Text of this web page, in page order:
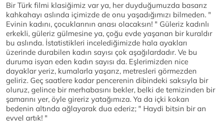
Bir Türk filmi klasiğimiz var ya, her duyduğumuzda basarız
kahkahayı aslında içimizde de onu yaşadığımızı bilmeden. "
Evinin kadını, çocuklarının anası olacaksın! " Güleriz kadınlı
erkekli, güleriz gülmesine ya, çoğu evde yaşanan bir kuraldır
bu aslında. İstatistikleri incelediğimizde hala ayakları
üzerinde durabilen kadın sayısı çok aşağılardadır. Ve bu
duruma isyan eden kadın sayısı da. Eşlerimizden nice
dayaklar yeriz, kumalarla yaşarız, metresleri görmezden
geliriz. Geç saatlere kadar pencerenin dibindeki saksıyla bir
oluruz, gelince bir merhabasını bekler, belki de temizinden bir
şamarını yer, öyle gireriz yatağımıza. Ya da içki kokan
bedenin altında ağlayarak dua ederiz; " Haydi bitsin bir an
evvel artık! "